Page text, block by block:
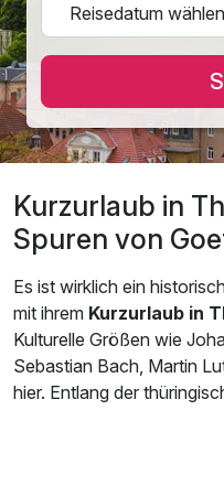
Kurzurlaub in
Spuren von
Es ist wirklich ein
mit ihrem Kurzurlaub in
Kulturelle Größen wie
Sebastian Bach, Martin
hier. Entlang der